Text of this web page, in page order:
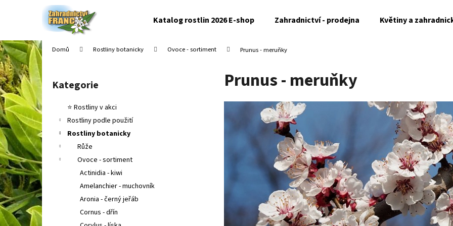
Katalog rostlin 2026 E-shop Zahradnictví - prodejna Květiny a
Domů Rostliny botanicky Ovoce - sortiment Prunus - meruňky
P
o
s
t
r
a
n
n
í
p
a
n
Přeskočit
kategorie
Kategorie
⭐ Rostliny v akci
Rostliny podle použití
Rostliny botanicky
Růže
Ovoce - sortiment
Actinidia - kiwi
Amelanchier - muchovník
Aronia - černý jeřáb
Cornus - dřín
Prunus - meruňky
í
k
Zpět
do
obchodu
Zpět
do
obchodu
Co potřebujete najít?
Doporučujeme